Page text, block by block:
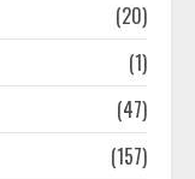
(20)
(1)
(47)
(157)